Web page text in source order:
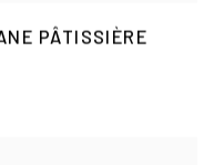
PÂTISSIÈRE